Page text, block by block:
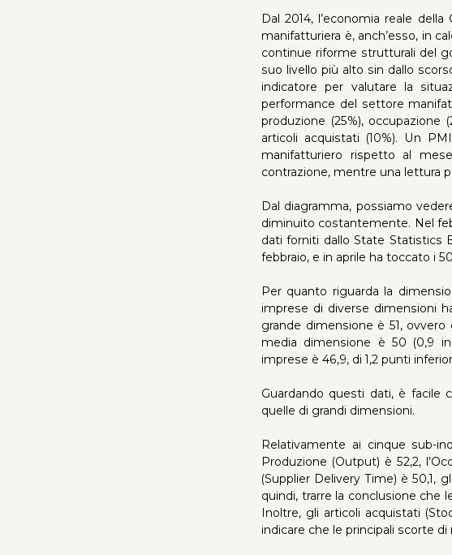
Dal 2014, l’economia reale
manifatturiera è, anch’esso, in
continue riforme strutturali del
suo livello più alto sin dallo
indicatore per valutare la
performance del settore
produzione (25%),
articoli acquistati (10%). Un
manifatturiero rispetto al
contrazione, mentre una lettura
Dal diagramma, possiamo
diminuito costantemente. Nel
dati forniti dallo State Statistics
febbraio, e in aprile ha toccato i
Per quanto riguarda la
imprese di diverse dimensioni
grande dimensione è 51,
media dimensione è 50 (0,9
imprese è 46,9, di 1,2 punti
Guardando questi dati, è facile
quelle di grandi dimensioni.
Relativamente ai cinque sub-
Produzione (Output) è 52,2,
(Supplier Delivery Time) è 50,1,
quindi, trarre la conclusione che
Inoltre, gli articoli acquistati
indicare che le principali scorte